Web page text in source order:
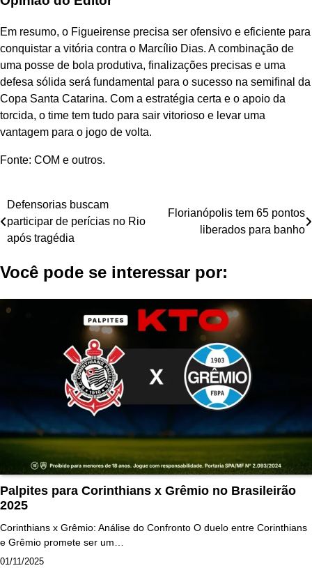
Em resumo, o Figueirense precisa ser ofensivo e eficiente para
conquistar a vitória contra o Marcílio Dias. A combinação de
uma posse de bola produtiva, finalizações precisas e uma
defesa sólida será fundamental para o sucesso na semifinal da
Copa Santa Catarina. Com a estratégia certa e o apoio da
torcida, o time tem tudo para sair vitorioso e levar uma
vantagem para o jogo de volta.
Fonte: COM e outros.
Navegação
de
Defensorias buscam
participar de perícias no Rio
após tragédia
Florianópolis tem 65 pontos
liberados para banho
Você pode se interessar por:
Palpites para Corinthians x Grêmio no Brasileirão
2025
Corinthians x Grêmio: Análise do Confronto O duelo entre Corinthians
e Grêmio promete ser um…
01/11/2025